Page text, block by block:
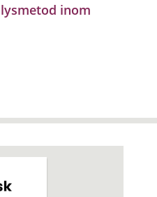
inom